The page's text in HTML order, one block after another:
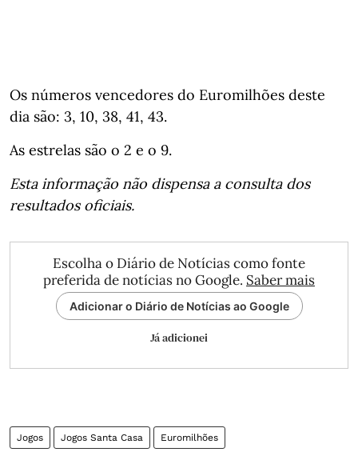
Os números vencedores do Euromilhões deste
dia são: 3, 10, 38, 41, 43.
As estrelas são o 2 e o 9.
Esta informação não dispensa a consulta dos
resultados oficiais.
Escolha o Diário de Notícias como fonte
preferida de notícias no Google. Saber mais
Adicionar o Diário de Notícias ao Google
Já adicionei
Jogos Jogos Santa Casa Euromilhões